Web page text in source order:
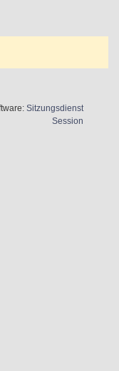
Sitzungsdienst
Session